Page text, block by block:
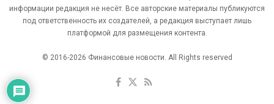
информации редакция не несёт. Все авторские материалы публикуются
под ответственность их создателей, а редакция выступает лишь
платформой для размещения контента.
© 2016-2026 Финансовые новости. All Rights reserved